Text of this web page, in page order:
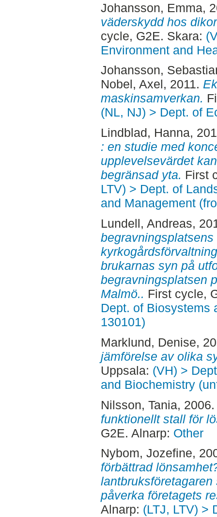
Johansson, Emma,
väderskydd hos
cycle, G2E. Skara:
Environment and
Johansson,
Nobel, Axel, 2011.
maskinsamverkan.
(NL, NJ) > Dept. of
Lindblad, Hanna,
: en studie med
upplevelsevärdet
begränsad yta. First
LTV) > Dept. of
and Management
Lundell, Andreas,
brukarnas syn på
begravningsplatsen
Malmö.. First cycle,
Dept. of Biosystems
130101)
Marklund, Denise,
jämförelse av olika
Uppsala: (VH) >
and Biochemistry
Nilsson, Tania,
funktionellt stall för
G2E. Alnarp: Other
Nybom, Jozefine,
förbättrad
påverka företagets
Alnarp: (LTJ, LTV) >